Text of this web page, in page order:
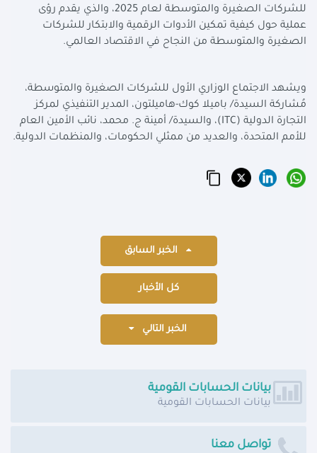
للشركات الصغيرة والمتوسطة لعام 2025، والذي يقدم رؤى
عملية حول كيفية تمكين الأدوات الرقمية والابتكار للشركات
الصغيرة والمتوسطة من النجاح في الاقتصاد العالمي.
ويشهد الاجتماع الوزاري الأول للشركات الصغيرة والمتوسطة،
مُشاركة السيدة/ باميلا كوك-هاميلتون، المدير التنفيذي لمركز
التجارة الدولية (ITC)، والسيدة/ أمينة ج. محمد، نائب الأمين العام
للأمم المتحدة، والعديد من ممثلي الحكومات، والمنظمات الدولية.
الخبر السابق
كل الأخبار
الخبر التالي
بيانات الحسابات القومية
بيانات الحسابات القومية
تواصل معنا